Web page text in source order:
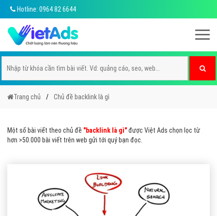
Hotline: 0964 82 6644
Trang chủ Chủ đề backlink là gì
Một số bài viết theo chủ đề "backlink là gì"được Việt Ads chọn lọc từ
hơn >50.000 bài viết trên web gửi tới quý bạn đọc.